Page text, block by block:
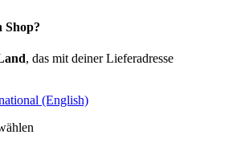
Shop?
, das mit deiner Lieferadresse
(English)